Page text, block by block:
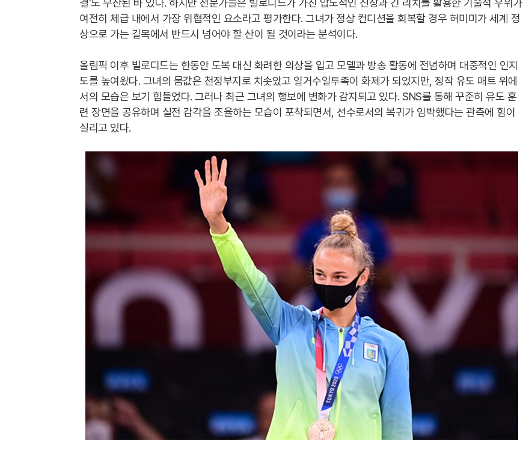
결'도 무산된 바 있다. 하지만 전문가들은 빌로디드가 가진 압도적인 신장과 긴 리치를 활용한 기술적 우위가
여전히 체급 내에서 가장 위협적인 요소라고 평가한다. 그녀가 정상 컨디션을 회복할 경우 허미미가 세계 정
상으로 가는 길목에서 반드시 넘어야 할 산이 될 것이라는 분석이다.
올림픽 이후 빌로디드는 한동안 도복 대신 화려한 의상을 입고 모델과 방송 활동에 전념하며 대중적인 인지
도를 높여왔다. 그녀의 몸값은 천정부지로 치솟았고 일거수일투족이 화제가 되었지만, 정작 유도 매트 위에
서의 모습은 보기 힘들었다. 그러나 최근 그녀의 행보에 변화가 감지되고 있다. SNS를 통해 꾸준히 유도 훈
련 장면을 공유하며 실전 감각을 조율하는 모습이 포착되면서, 선수로서의 복귀가 임박했다는 관측에 힘이
실리고 있다.